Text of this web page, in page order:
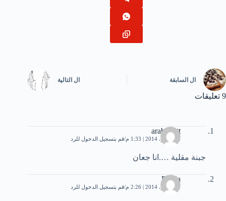
ال السابقة ال التالية
9 تعليقات
arab4nett
2 سبتمبر، 2014 | 1:33 م قم بتسجيل الدخول للرد
جبنة مقلية ….انا جعان
Roula
3 سبتمبر، 2014 | 2:26 م قم بتسجيل الدخول للرد